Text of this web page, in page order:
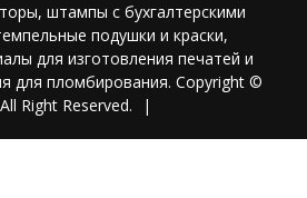
штампы с бухгалтерскими
подушки и краски,
для изготовления печатей и
для пломбирования. Copyright ©
Right Reserved.
|